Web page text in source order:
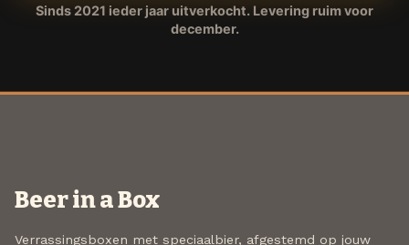
Sinds 2021 ieder jaar uitverkocht. Levering ruim voor
december.
Beer in a Box
Verrassingsboxen met speciaalbier, afgestemd op jouw